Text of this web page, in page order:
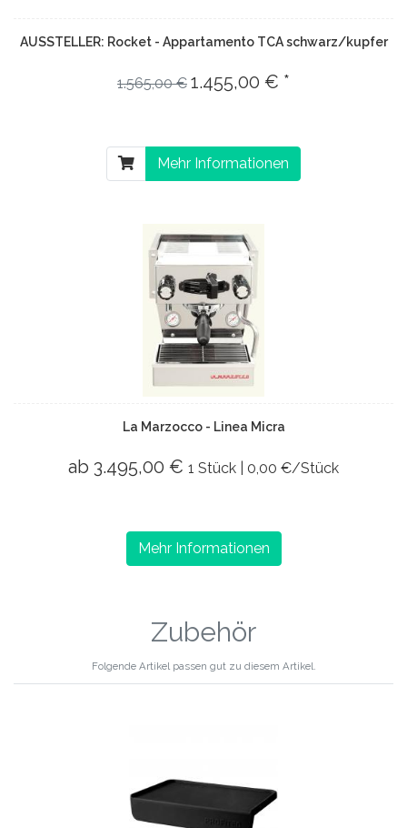
AUSSTELLER: Rocket - Appartamento TCA schwarz/kupfer
1.565,00 € 1.455,00 € *
Mehr Informationen
La Marzocco - Linea Micra
ab 3.495,00 € 1 Stück | 0,00 €/Stück
Mehr Informationen
Zubehör
Folgende Artikel passen gut zu diesem Artikel.